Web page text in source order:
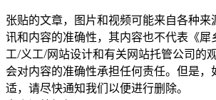
张贴的文章，图片和视频可能来自各种来
讯和内容的准确性，其内容也不代表《犀
工/义工/网站设计和有关网站托管公司的
会对内容的准确性承担任何责任。但是
适，请尽快通知我们以便进行删除。